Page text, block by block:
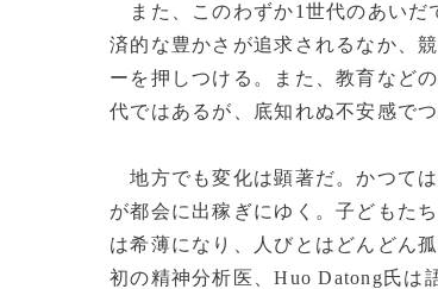
また、このわずか1世代のあいだ
済的な豊かさが追求されるなか、
ーを押しつける。また、教育など
代ではあるが、底知れぬ不安感で
地方でも変化は顕著だ。かつて
が都会に出稼ぎにゆく。子どもた
は希薄になり、人びとはどんどん
初の精神分析医、Huo Datong氏は